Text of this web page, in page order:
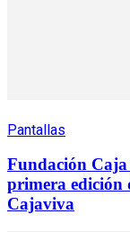
Pantallas
Fundación Caja
primera edición
Cajaviva